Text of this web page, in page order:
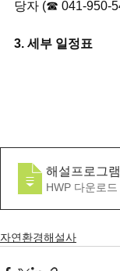
당자 (☎ 041-950-
3. 세부 일정표
해설프로그
HWP 다운로드
자연환경해설사